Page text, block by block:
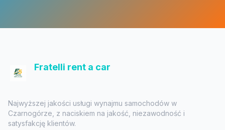
Fratelli rent a car
Najwyższej jakości usługi wynajmu samochodów w
Czarnogórze, z naciskiem na jakość, niezawodność i
satysfakcję klientów.